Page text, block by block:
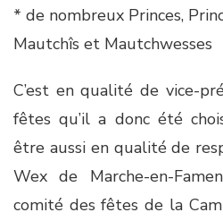
* de nombreux Princes,
Mautchîs et Mautchwesses
C’est en qualité de vice-
fêtes qu’il a donc été
être aussi en qualité de
Wex de Marche-en-
comité des fêtes de la